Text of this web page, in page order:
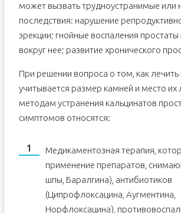
может вызвать трудноустранимые или
последствия: нарушение
эрекции; гнойные воспаления простаты
вокруг нее; развитие хронического
При решении вопроса о том, как лечить
учитывается размер камней и место их
методам устранения кальцинатов
симптомов относятся:
Медикаментозная терапия,
применение препаратов,
шпы, Баралгина), антибиотиков
(Ципрофлоксацина, Аугментина,
Норфлоксацина),